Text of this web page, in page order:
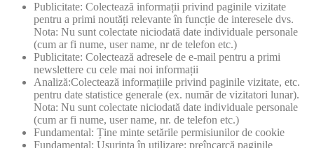
Publicitate: Colectează informații privind paginile vizitate
pentru a primi noutăți relevante în funcție de interesele dvs.
Nota: Nu sunt colectate niciodată date individuale personale
(cum ar fi nume, user name, nr de telefon etc.)
Publicitate: Colectează adresele de e-mail pentru a primi
newslettere cu cele mai noi informații
Analiză:Colectează informațiile privind paginile vizitate, etc.
pentru date statistice generale (ex. număr de vizitatori lunar).
Nota: Nu sunt colectate niciodată date individuale personale
(cum ar fi nume, user name, nr. de telefon etc.)
Fundamental: Ține minte setările permisiunilor de cookie
Fundamental: Ușurința în utilizare: preîncarcă paginile